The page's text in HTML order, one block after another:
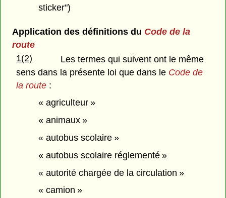
sticker")
Application des définitions du Code de la
route
1(2)
Les termes qui suivent ont le même
sens dans la présente loi que dans le Code de
la route :
« agriculteur »
« animaux »
« autobus scolaire »
« autobus scolaire réglementé »
« autorité chargée de la circulation »
« camion »